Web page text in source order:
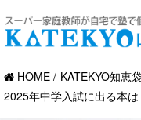
HOME
KATEKYO知恵
2025年中学入試に出る本